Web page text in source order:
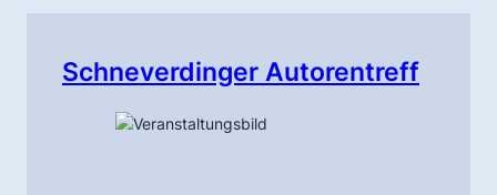
Schneverdinger Autorentreff